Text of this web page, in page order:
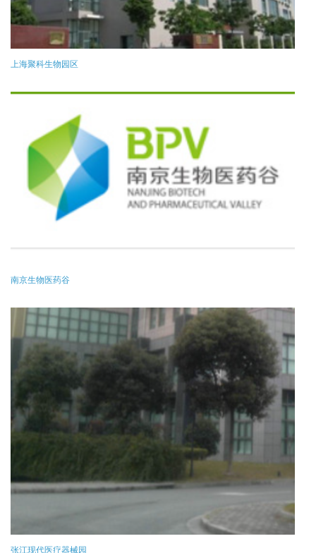
上海聚科生物园区
南京生物医药谷
张江现代医疗器械园